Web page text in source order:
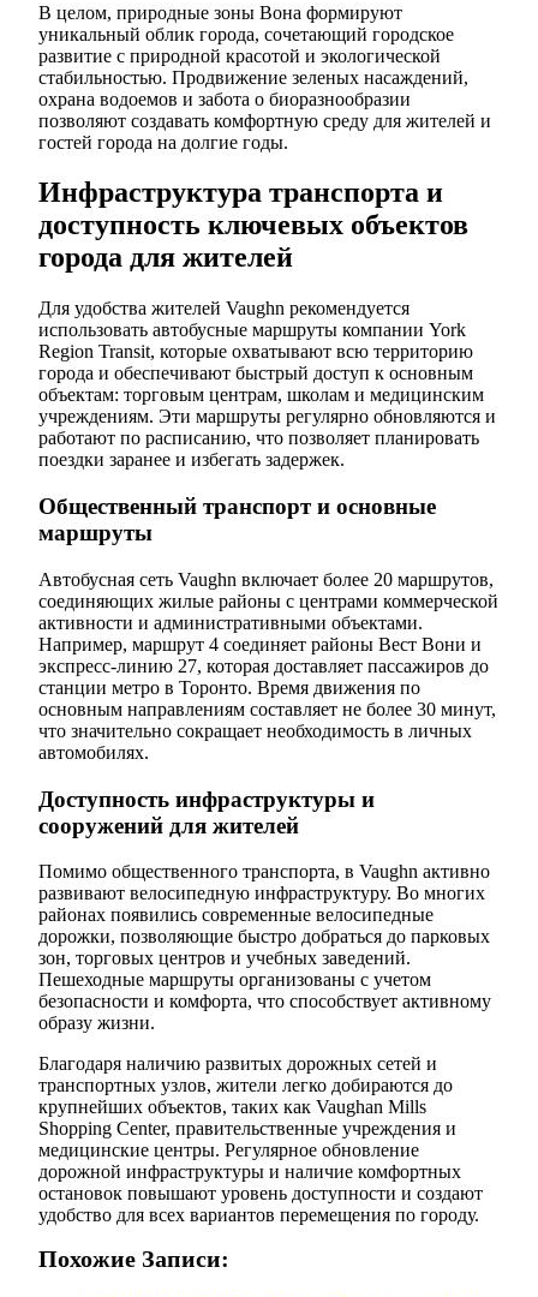
В целом, природные зоны Вона формируют
уникальный облик города, сочетающий городское
развитие с природной красотой и экологической
стабильностью. Продвижение зеленых насаждений,
охрана водоемов и забота о биоразнообразии
позволяют создавать комфортную среду для жителей и
гостей города на долгие годы.
Инфраструктура транспорта и
доступность ключевых объектов
города для жителей
Для удобства жителей Vaughn рекомендуется
использовать автобусные маршруты компании York
Region Transit, которые охватывают всю территорию
города и обеспечивают быстрый доступ к основным
объектам: торговым центрам, школам и медицинским
учреждениям. Эти маршруты регулярно обновляются и
работают по расписанию, что позволяет планировать
поездки заранее и избегать задержек.
Общественный транспорт и основные
маршруты
Автобусная сеть Vaughn включает более 20 маршрутов,
соединяющих жилые районы с центрами коммерческой
активности и административными объектами.
Например, маршрут 4 соединяет районы Вест Вони и
экспресс-линию 27, которая доставляет пассажиров до
станции метро в Торонто. Время движения по
основным направлениям составляет не более 30 минут,
что значительно сокращает необходимость в личных
автомобилях.
Доступность инфраструктуры и
сооружений для жителей
Помимо общественного транспорта, в Vaughn активно
развивают велосипедную инфраструктуру. Во многих
районах появились современные велосипедные
дорожки, позволяющие быстро добраться до парковых
зон, торговых центров и учебных заведений.
Пешеходные маршруты организованы с учетом
безопасности и комфорта, что способствует активному
образу жизни.
Благодаря наличию развитых дорожных сетей и
транспортных узлов, жители легко добираются до
крупнейших объектов, таких как Vaughan Mills
Shopping Center, правительственные учреждения и
медицинские центры. Регулярное обновление
дорожной инфраструктуры и наличие комфортных
остановок повышают уровень доступности и создают
удобство для всех вариантов перемещения по городу.
Похожие Записи: